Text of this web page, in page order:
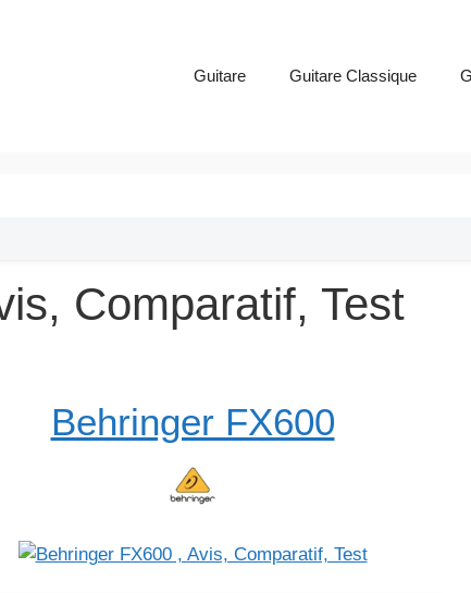
Guitare Guitare Classique
Comparatif, Test
Behringer FX600